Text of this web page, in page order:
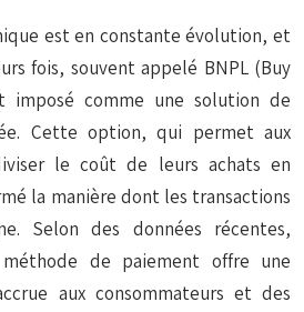
est en constante évolution, et
fois, souvent appelé BNPL (Buy
imposé comme une solution de
Cette option, qui permet aux
le coût de leurs achats en
la manière dont les transactions
Selon des données récentes,
de paiement offre une
aux consommateurs et des